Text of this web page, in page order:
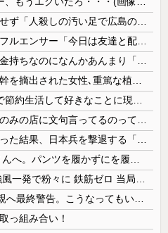
っ組み合い！